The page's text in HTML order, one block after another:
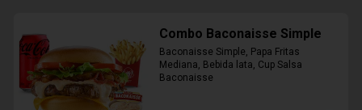
Combo Baconaisse Simple
Baconaisse Simple, Papa Fritas
Mediana, Bebida lata, Cup Salsa
Baconaisse